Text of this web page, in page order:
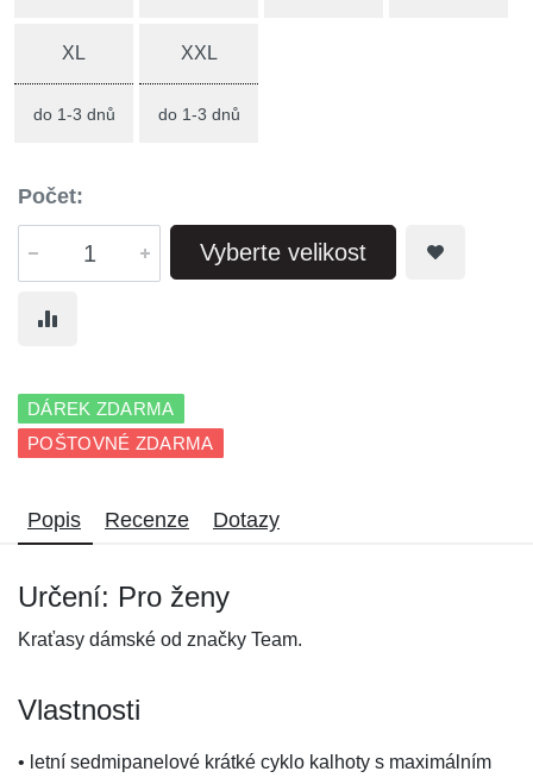
XL
do 1-3 dnů
XXL
do 1-3 dnů
Počet:
Vyberte velikost
DÁREK ZDARMA
POŠTOVNÉ ZDARMA
Popis Recenze Dotazy
Určení: Pro ženy
Kraťasy dámské od značky Team.
Vlastnosti
• letní sedmipanelové krátké cyklo kalhoty s maximálním